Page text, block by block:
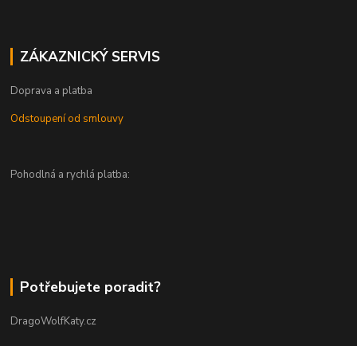
ZÁKAZNICKÝ SERVIS
Doprava a platba
Odstoupení od smlouvy
Pohodlná a rychlá platba:
Potřebujete poradit?
DragoWolfKaty.cz